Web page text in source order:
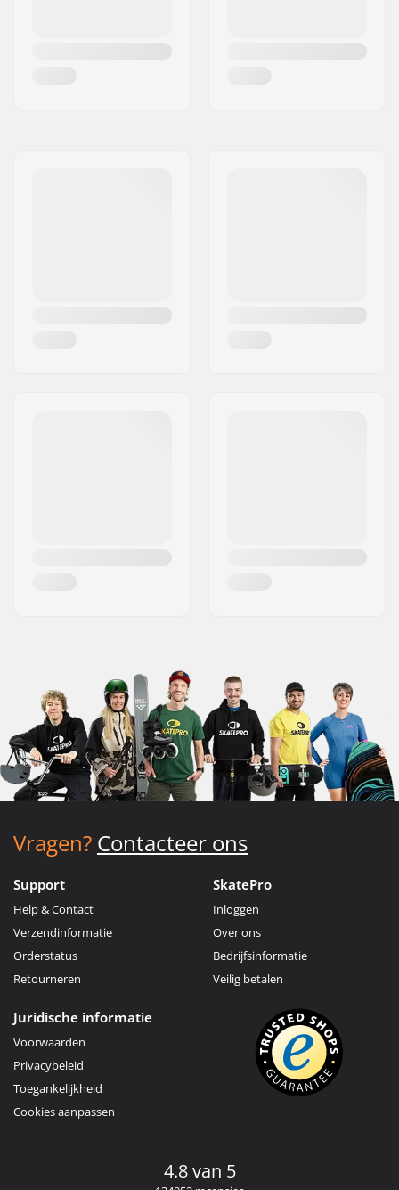
Vragen? Contacteer ons
Support
Help & Contact
Verzendinformatie
Orderstatus
Retourneren
SkatePro
Inloggen
Over ons
Bedrijfsinformatie
Veilig betalen
Juridische informatie
Voorwaarden
Privacybeleid
Toegankelijkheid
Cookies aanpassen
4.8 van 5